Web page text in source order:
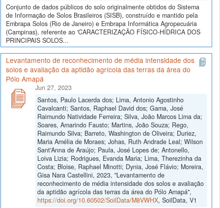
Conjunto de dados públicos do solo originalmente obtidos do Sistema
de Informação de Solos Brasileiros (SISB), construído e mantido pela
Embrapa Solos (Rio de Janeiro) e Embrapa Informática Agropecuária
(Campinas), referente ao 'CARACTERIZAÇÃO FÍSICO-HÍDRICA DOS
PRINCIPAIS SOLOS...
Levantamento de reconhecimento de média intensidade dos
solos e avaliação da aptidão agrícola das terras da área do
Pólo Amapá
Jun 27, 2023
Santos, Paulo Lacerda dos; Lima, Antonio Agostinho
Cavalcanti; Santos, Raphael David dos; Gama, José
Raimundo Natividade Ferreira; Silva, João Marcos Lima da;
Soares, Amarindo Fausto; Martins, João Souza; Rego,
Raimundo Silva; Barreto, Washington de Oliveira; Duriez,
Maria Amélia de Moraes; Johas, Ruth Andrade Leal; Wilson
Sant'Anna de Araújo; Paula, José Lopes de; Antonello,
Loiva Lizia; Rodrigues, Evanda Maria; Lima, Therezinha da
Costa; Bloise, Raphael Minotti; Dynia, José Flávio; Moreira,
Gisa Nara Castellini, 2023, "Levantamento de
reconhecimento de média intensidade dos solos e avaliação
da aptidão agrícola das terras da área do Pólo Amapá",
https://doi.org/10.60502/SoilData/M8VWHX, SoilData, V1